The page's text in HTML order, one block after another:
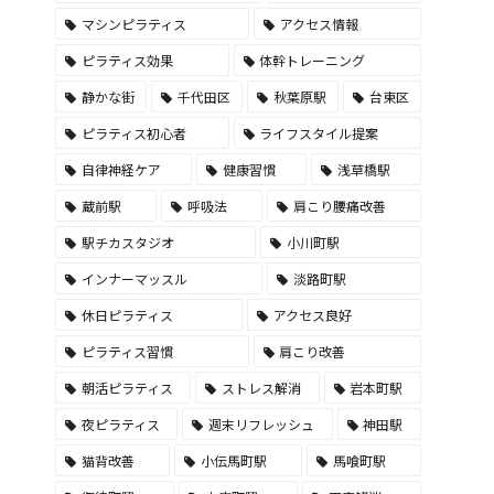
マシンピラティス
アクセス情報
ピラティス効果
体幹トレーニング
静かな街
千代田区 秋葉原駅
台東区
ピラティス初心者
ライフスタイル提案
自律神経ケア
健康習慣
浅草橋駅
蔵前駅
呼吸法
肩こり腰痛改善
駅チカスタジオ
小川町駅
インナーマッスル
淡路町駅
休日ピラティス
アクセス良好
ピラティス習慣
肩こり改善
朝活ピラティス
ストレス解消
岩本町駅
夜ピラティス
週末リフレッシュ
神田駅
猫背改善
小伝馬町駅
馬喰町駅